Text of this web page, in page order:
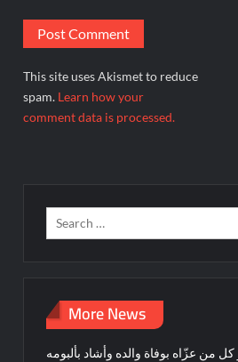
This site uses Akismet to reduce
spam. Learn how your
comment data is processed.
More News
من عزّاه بوفاة والده وأشاد بألبومه